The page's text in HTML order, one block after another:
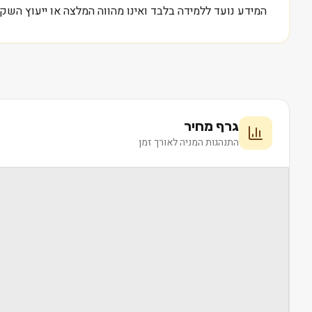
המידע נועד ללמידה בלבד ואינו מהווה המלצה או ייעוץ
גרף מחיר
התנהגות המניה לאורך זמן